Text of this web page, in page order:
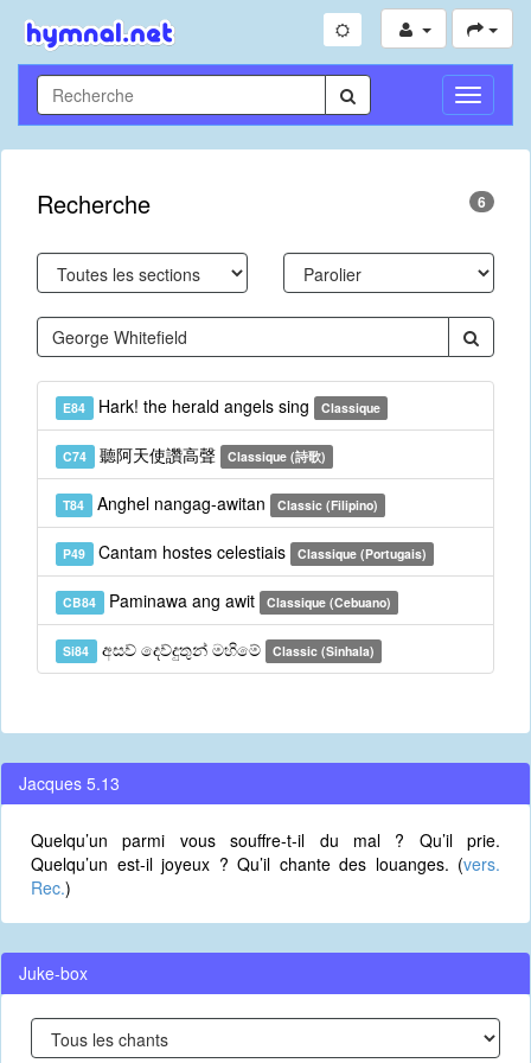
Toggle
Recherche 6
E84 Hark! the herald angels sing Classique
C74 聽阿天使讚高聲 Classique (詩歌)
T84 Anghel nangag-awitan Classic (Filipino)
P49 Cantam hostes celestiais Classique (Portugais)
CB84 Paminawa ang awit Classique (Cebuano)
Si84 අසව් දෙව්දුතුන් මහිමේ Classic (Sinhala)
Jacques 5.13
Quelqu’un parmi vous souffre-t-il du mal ? Qu’il prie.
Quelqu’un est-il joyeux ? Qu’il chante des louanges. (vers.
Rec.)
Juke-box